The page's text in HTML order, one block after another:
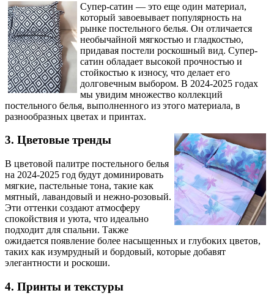
Супер-сатин — это еще один материал,
который завоевывает популярность на
рынке постельного белья. Он отличается
необычайной мягкостью и гладкостью,
придавая постели роскошный вид. Супер-
сатин обладает высокой прочностью и
стойкостью к износу, что делает его
долговечным выбором. В 2024-2025 годах
мы увидим множество коллекций
постельного белья, выполненного из этого материала, в
разнообразных цветах и принтах.
3. Цветовые тренды
В цветовой палитре постельного белья
на 2024-2025 год будут доминировать
мягкие, пастельные тона, такие как
мятный, лавандовый и нежно-розовый.
Эти оттенки создают атмосферу
спокойствия и уюта, что идеально
подходит для спальни. Также
ожидается появление более насыщенных и глубоких цветов,
таких как изумрудный и бордовый, которые добавят
элегантности и роскоши.
4. Принты и текстуры